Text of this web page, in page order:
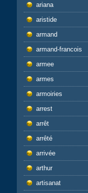
ariana
aristide
armand
armand-francois
armee
armes
armoiries
arrest
arrêt
arrêté
arrivée
arthur
artisanat